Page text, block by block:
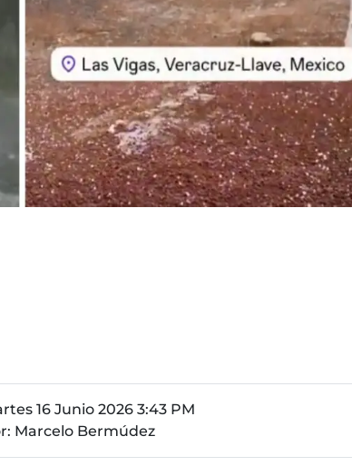
16 Junio 2026 3:43 PM
Marcelo Bermúdez